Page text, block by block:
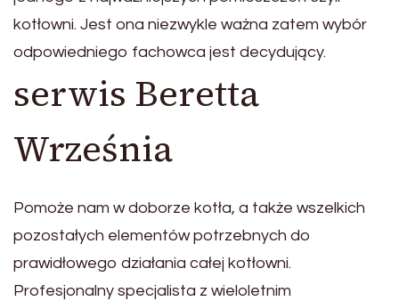
kotłowni. Jest ona niezwykle ważna zatem wybór
odpowiedniego fachowca jest decydujący.
serwis Beretta
Września
Pomoże nam w doborze kotła, a także wszelkich
pozostałych elementów potrzebnych do
prawidłowego działania całej kotłowni.
Profesjonalny specjalista z wieloletnim